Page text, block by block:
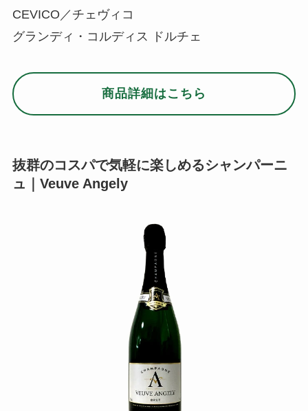
CEVICO／チェヴィコ
グランディ・コルディス ドルチェ
商品詳細はこちら
抜群のコスパで気軽に楽しめるシャンパーニ
ュ｜Veuve Angely